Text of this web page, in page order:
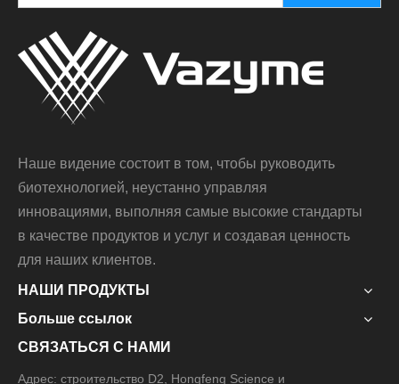
Наше видение состоит в том, чтобы руководить
биотехнологией, неустанно управляя
инновациями, выполняя самые высокие стандарты
в качестве продуктов и услуг и создавая ценность
для наших клиентов.
НАШИ ПРОДУКТЫ
Больше ссылок
СВЯЗАТЬСЯ С НАМИ
Адрес: строительство D2, Hongfeng Science и